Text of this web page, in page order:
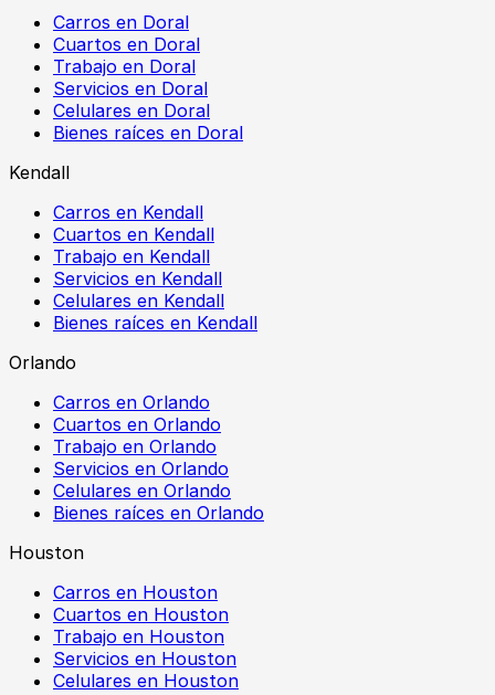
Carros en Doral
Cuartos en Doral
Trabajo en Doral
Servicios en Doral
Celulares en Doral
Bienes raíces en Doral
Kendall
Carros en Kendall
Cuartos en Kendall
Trabajo en Kendall
Servicios en Kendall
Celulares en Kendall
Bienes raíces en Kendall
Orlando
Carros en Orlando
Cuartos en Orlando
Trabajo en Orlando
Servicios en Orlando
Celulares en Orlando
Bienes raíces en Orlando
Houston
Carros en Houston
Cuartos en Houston
Trabajo en Houston
Servicios en Houston
Celulares en Houston